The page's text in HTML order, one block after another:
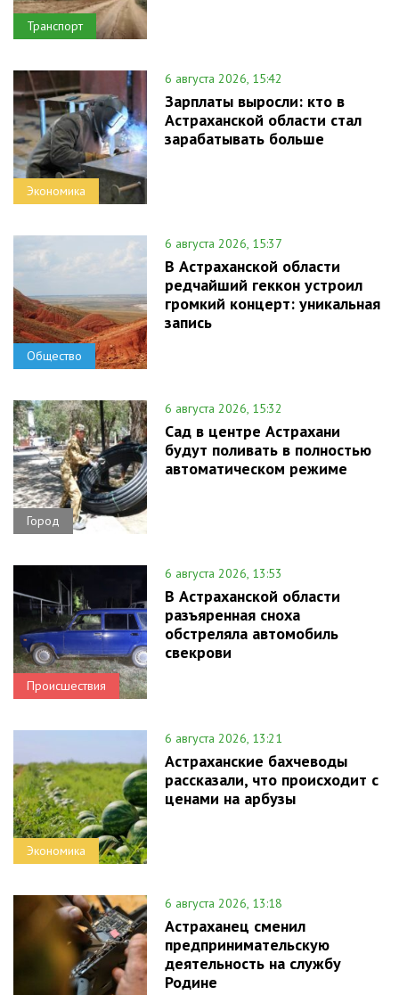
Транспорт
Экономика
6 августа 2026, 15:42
Зарплаты выросли: кто в
Астраханской области стал
зарабатывать больше
Общество
6 августа 2026, 15:37
В Астраханской области
редчайший геккон устроил
громкий концерт: уникальная
запись
Город
6 августа 2026, 15:32
Сад в центре Астрахани
будут поливать в полностью
автоматическом режиме
Происшествия
6 августа 2026, 13:53
В Астраханской области
разъяренная сноха
обстреляла автомобиль
свекрови
Экономика
6 августа 2026, 13:21
Астраханские бахчеводы
рассказали, что происходит с
ценами на арбузы
6 августа 2026, 13:18
Астраханец сменил
предпринимательскую
деятельность на службу
Родине